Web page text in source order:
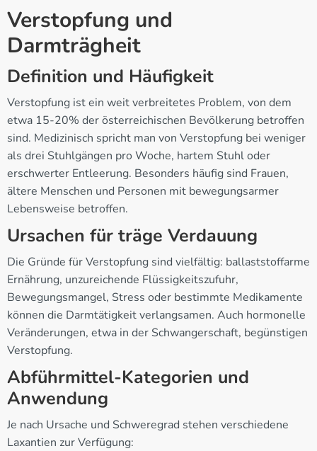
Verstopfung und
Darmträgheit
Definition und Häufigkeit
Verstopfung ist ein weit verbreitetes Problem, von dem
etwa 15-20% der österreichischen Bevölkerung betroffen
sind. Medizinisch spricht man von Verstopfung bei weniger
als drei Stuhlgängen pro Woche, hartem Stuhl oder
erschwerter Entleerung. Besonders häufig sind Frauen,
ältere Menschen und Personen mit bewegungsarmer
Lebensweise betroffen.
Ursachen für träge Verdauung
Die Gründe für Verstopfung sind vielfältig: ballaststoffarme
Ernährung, unzureichende Flüssigkeitszufuhr,
Bewegungsmangel, Stress oder bestimmte Medikamente
können die Darmtätigkeit verlangsamen. Auch hormonelle
Veränderungen, etwa in der Schwangerschaft, begünstigen
Verstopfung.
Abführmittel-Kategorien und
Anwendung
Je nach Ursache und Schweregrad stehen verschiedene
Laxantien zur Verfügung: